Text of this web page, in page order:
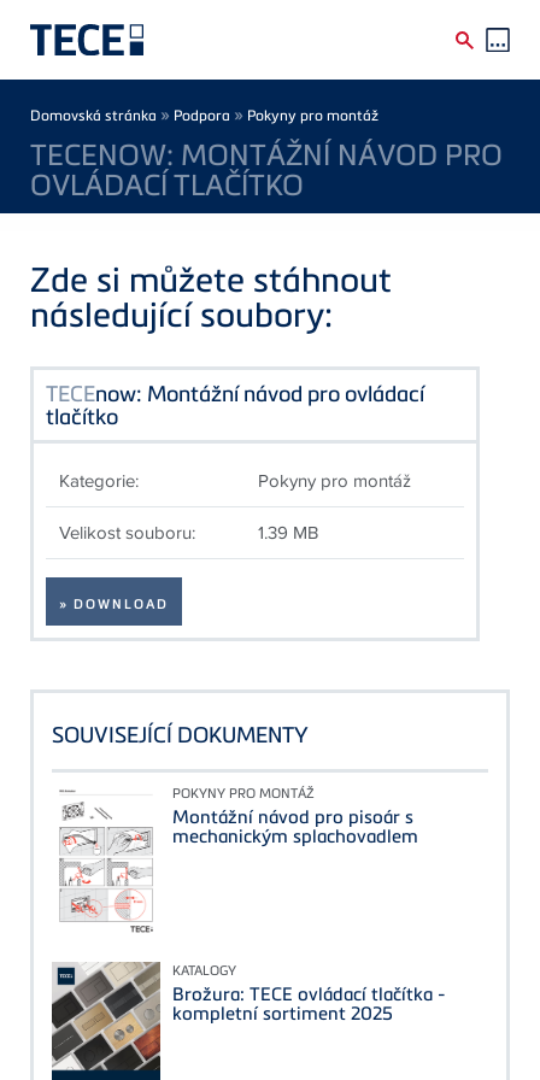
Breadcrumb
Domovská stránka » Podpora » Pokyny pro montáž
TECENOW: MONTÁŽNÍ NÁVOD PRO
OVLÁDACÍ TLAČÍTKO
Zde si můžete stáhnout
následující soubory:
TECEnow: Montážní návod pro ovládací
tlačítko
Kategorie: Pokyny pro montáž
Velikost souboru: 1.39 MB
» DOWNLOAD
SOUVISEJÍCÍ DOKUMENTY
POKYNY PRO MONTÁŽ
Montážní návod pro pisoár s
mechanickým splachovadlem
KATALOGY
Brožura: TECE ovládací tlačítka -
kompletní sortiment 2025